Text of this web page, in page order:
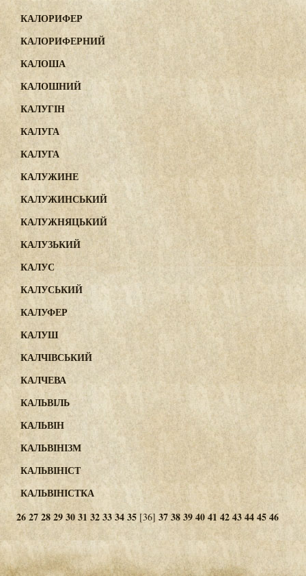
КАЛОРИФЕР
КАЛОРИФЕРНИЙ
КАЛОША
КАЛОШНИЙ
КАЛУГІН
КАЛУГА
КАЛУГА
КАЛУЖИНЕ
КАЛУЖИНСЬКИЙ
КАЛУЖНЯЦЬКИЙ
КАЛУЗЬКИЙ
КАЛУС
КАЛУСЬКИЙ
КАЛУФЕР
КАЛУШ
КАЛЧІВСЬКИЙ
КАЛЧЕВА
КАЛЬВІЛЬ
КАЛЬВІН
КАЛЬВІНІЗМ
КАЛЬВІНІСТ
КАЛЬВІНІСТКА
262728293031 32333435 [36] 3738394041 4243444546